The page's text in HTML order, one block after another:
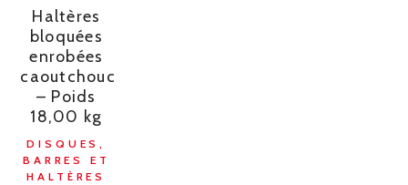
Haltères
bloquées
enrobées
caoutchouc
– Poids
18,00 kg
DISQUES,
BARRES ET
HALTÈRES